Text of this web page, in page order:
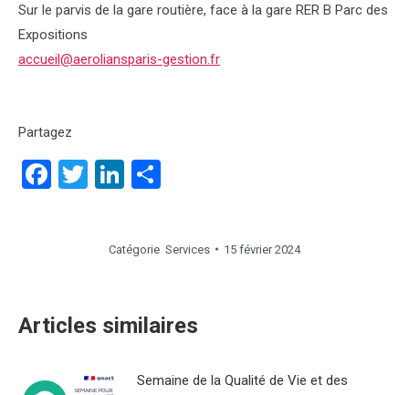
Sur le parvis de la gare routière, face à la gare RER B Parc des
Expositions
accueil@aeroliansparis-gestion.fr
Partagez
Facebook
TwitterLinkedIn
Catégorie Services 15 février 2024
Articles similaires
Semaine de la Qualité de Vie et des